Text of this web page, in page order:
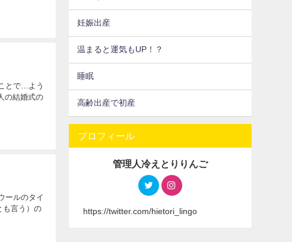
とで…よう
の結婚式の
ールのタイ
も言う）の
妊娠出産
温まると運気もUP！？
睡眠
高齢出産で初産
プロフィール
管理人冷えとりりんご
https://twitter.com/hietori_lingo